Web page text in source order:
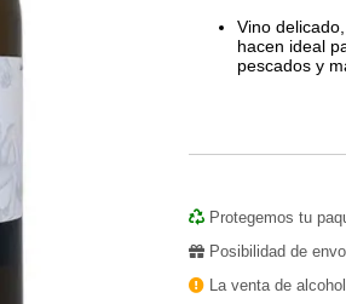
Vino
hacen ideal
pescados y
Protegemos tu
Posibilidad de
La venta de